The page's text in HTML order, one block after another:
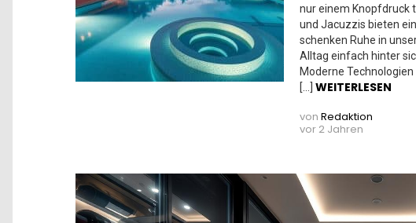
nur einem Knopfdruck
und Jacuzzis bieten
schenken Ruhe in
Alltag einfach hinter
Moderne
[…] WEITERLESEN
von Redaktion
vor 2 Jahren